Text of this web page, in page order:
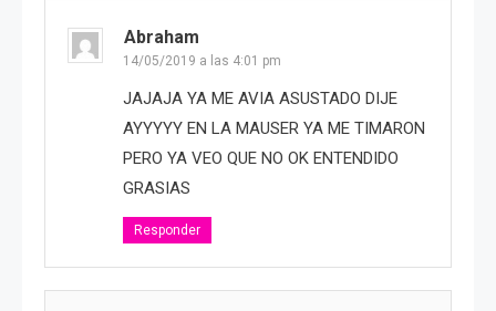
Abraham
14/05/2019 a las 4:01 pm
JAJAJA YA ME AVIA ASUSTADO DIJE
AYYYYY EN LA MAUSER YA ME TIMARON
PERO YA VEO QUE NO OK ENTENDIDO
GRASIAS
Responder